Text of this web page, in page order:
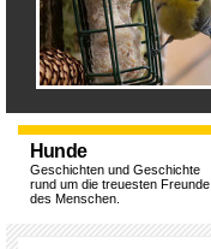
Hunde
Geschichten und Geschichte
rund um die treuesten Freunde
des Menschen.